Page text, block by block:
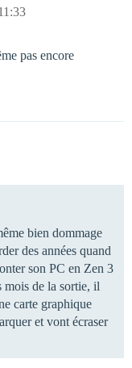
pas encore
bien dommage
des années quand
son PC en Zen 3
mois de la sortie, il
carte graphique
et vont écraser